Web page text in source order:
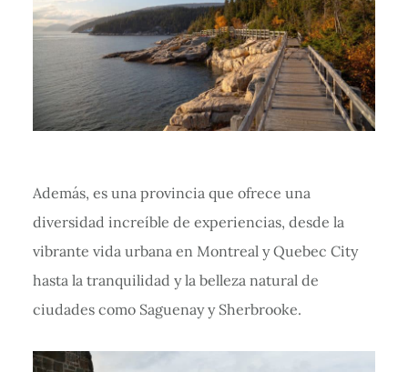
Además, es una provincia que ofrece una
diversidad increíble de experiencias, desde la
vibrante vida urbana en Montreal y Quebec City
hasta la tranquilidad y la belleza natural de
ciudades como Saguenay y Sherbrooke.